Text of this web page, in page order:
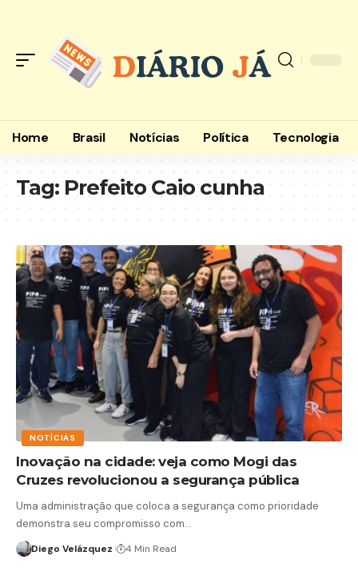
Home Brasil Notícias Política Tecnologia
Tag: Prefeito Caio cunha
NOTÍCIAS
Inovação na cidade: veja como Mogi das
Cruzes revolucionou a segurança pública
Uma administração que coloca a segurança como prioridade
demonstra seu compromisso com…
Diego Velázquez 4 Min Read